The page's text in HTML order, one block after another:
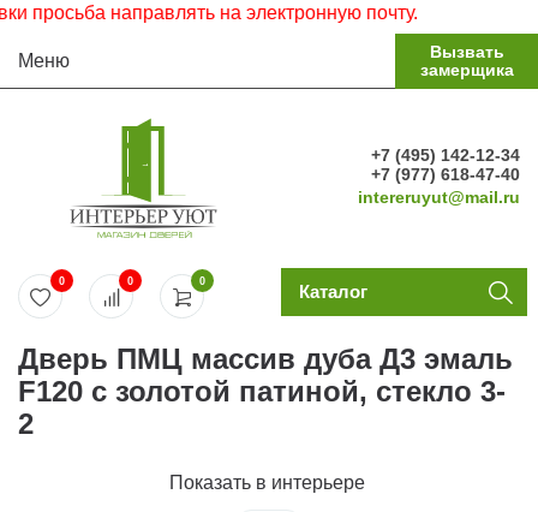
направлять на электронную почту.
Меню
Вызвать
замерщика
+7 (495) 142-12-34
+7 (977) 618-47-40
intereruyut@mail.ru
0
0 0 Каталог
Дверь ПМЦ массив дуба Д3 эмаль
F120 с золотой патиной, стекло 3-
2
Показать в интерьере